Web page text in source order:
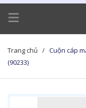
Trang chủ / Cuộn cáp
(90233)